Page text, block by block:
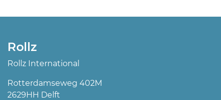
Rollz
Rollz International
Rotterdamseweg 402M
2629HH Delft